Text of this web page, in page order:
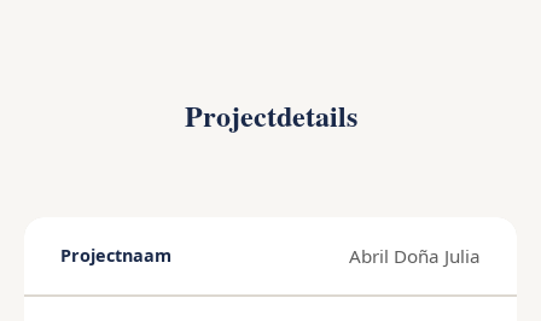
Projectdetails
Projectnaam Abril Doña Julia